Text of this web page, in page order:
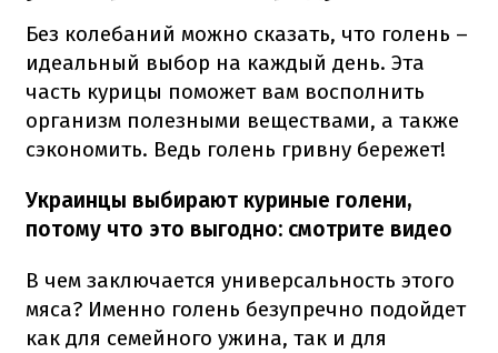
Без колебаний можно сказать, что голень –
идеальный выбор на каждый день. Эта
часть курицы поможет вам восполнить
организм полезными веществами, а также
сэкономить. Ведь голень гривну бережет!
Украинцы выбирают куриные голени,
потому что это выгодно: смотрите видео
В чем заключается универсальность этого
мяса? Именно голень безупречно подойдет
как для семейного ужина, так и для